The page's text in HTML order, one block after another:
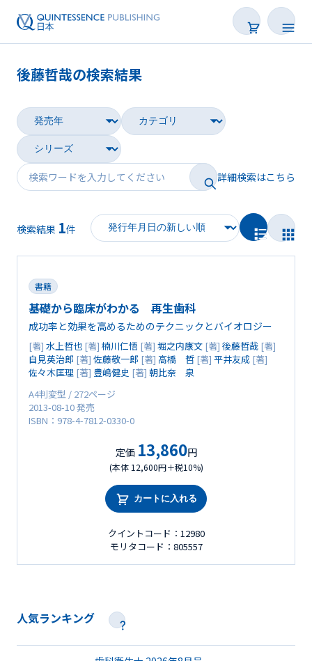
雑誌
映像
電子BOOK
著者一覧
後藤哲哉の検索結果
詳細検索はこちら
検索結果 1件
書籍
基礎から臨床がわかる 再生歯科
成功率と効果を高めるためのテクニックとバイオロジー
[著] 水上哲也 [著] 楠川仁悟 [著] 堀之内康文 [著] 後藤哲哉 [著]
自見英治郎 [著] 佐藤敬一郎 [著] 高橋 哲 [著] 平井友成 [著]
佐々木匡理 [著] 豊嶋健史 [著] 朝比奈 泉
A4判変型 / 272ページ
2013-08-10 発売
ISBN：978-4-7812-0330-0
定価 13,860円
(本体 12,600円＋税10%)
カートに入れる
クイントコード：12980
モリタコード：805557
人気ランキング